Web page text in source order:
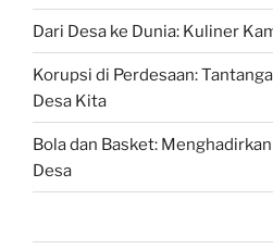
Dari Desa ke Dunia: Kuliner
Korupsi di Perdesaan:
Desa Kita
Bola dan Basket:
Desa